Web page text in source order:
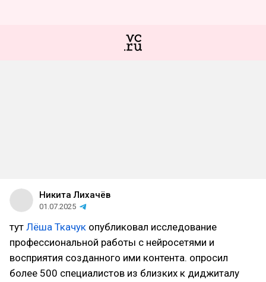
Никита Лихачёв
01.07.2025
тут Лёша Ткачук опубликовал исследование
профессиональной работы с нейросетями и
восприятия созданного ими контента. опросил
более 500 специалистов из близких к диджиталу